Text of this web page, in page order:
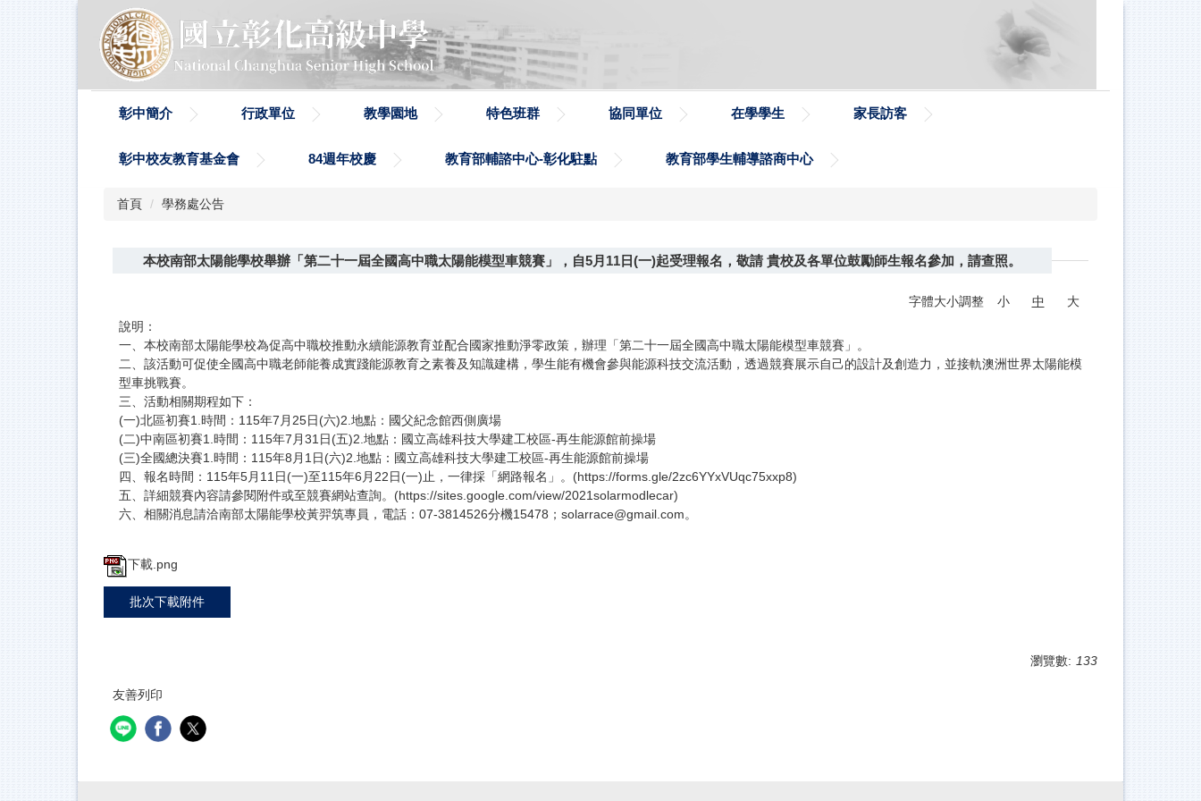
彰中簡介 行政單位 教學園地 特色班群 協同單位 在學學生 家長訪客
彰中校友教育基金會 84週年校慶 教育部輔諮中心-彰化駐點 教育部學生輔導諮商中心
首頁 學務處公告
本校南部太陽能學校舉辦「第二十一屆全國高中職太陽能模型車競賽」，自5月11日(一)起受理報名，敬請 貴校及各單位鼓勵師生報名參加，請查照。
字體大小調整 小 中
大
說明：
一、本校南部太陽能學校為促高中職校推動永續能源教育並配合國家推動淨零政策，辦理「第二十一屆全國高中職太陽能模型車競賽」。
二、該活動可促使全國高中職老師能養成實踐能源教育之素養及知識建構，學生能有機會參與能源科技交流活動，透過競賽展示自己的設計及創造力，並接軌澳洲世界太陽能模
型車挑戰賽。
三、活動相關期程如下：
(一)北區初賽1.時間：115年7月25日(六)2.地點：國父紀念館西側廣場
(二)中南區初賽1.時間：115年7月31日(五)2.地點：國立高雄科技大學建工校區-再生能源館前操場
(三)全國總決賽1.時間：115年8月1日(六)2.地點：國立高雄科技大學建工校區-再生能源館前操場
四、報名時間：115年5月11日(一)至115年6月22日(一)止，一律採「網路報名」。(https://forms.gle/2zc6YYxVUqc75xxp8)
五、詳細競賽內容請參閱附件或至競賽網站查詢。(https://sites.google.com/view/2021solarmodlecar)
六、相關消息請洽南部太陽能學校黃羿筑專員，電話：07-3814526分機15478；solarrace@gmail.com。
下載.png
批次下載附件
瀏覽數: 133
友善列印